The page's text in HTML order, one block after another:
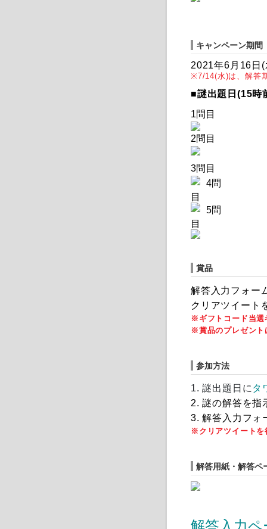
キャンペーン期間
2021年6月16日
※7/14(水)は、解答
■謎出題日(15時
1問目
2問目
3問目
4問
目
5問
目
賞品
解答入力フォー
クリアツイート
※ギフトコード当
※賞品のプレゼント
参加方法
1.謎出題日 に タ
2. 謎の解答を指
3. 解答入力フォ
※クリアツイートを
解答用紙・解答ペ
解答入力